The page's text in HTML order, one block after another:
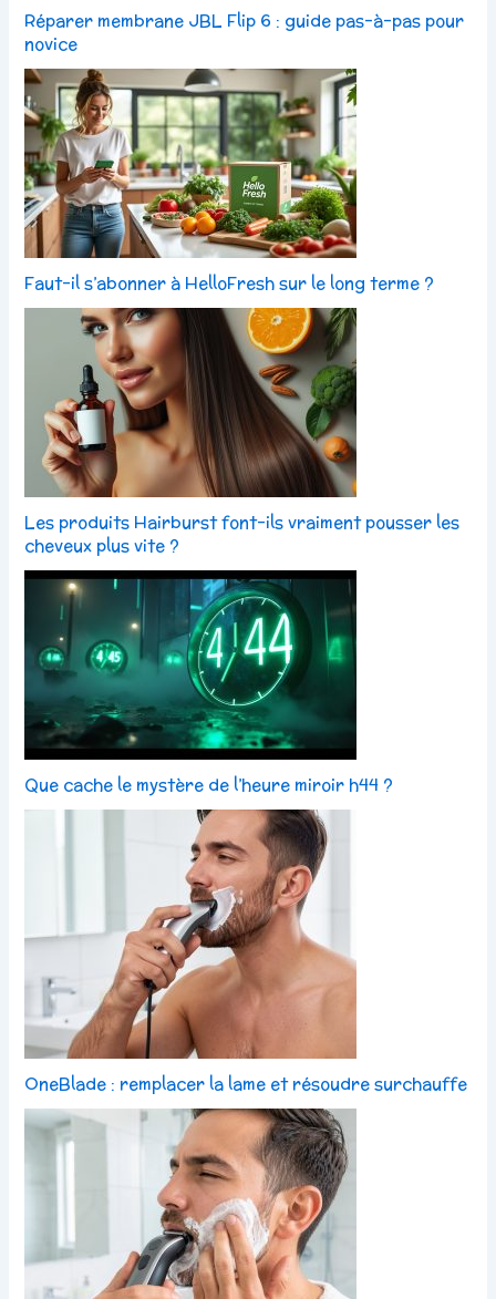
Réparer membrane JBL Flip 6 : guide pas-à-pas pour
novice
Faut-il s’abonner à HelloFresh sur le long terme ?
Les produits Hairburst font-ils vraiment pousser les
cheveux plus vite ?
Que cache le mystère de l’heure miroir h44 ?
OneBlade : remplacer la lame et résoudre surchauffe